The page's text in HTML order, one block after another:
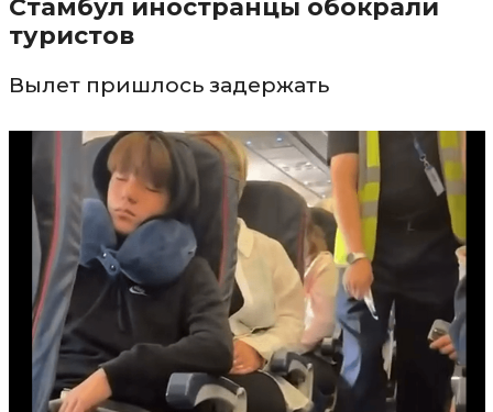
Стамбул иностранцы обокрали
туристов
Вылет пришлось задержать